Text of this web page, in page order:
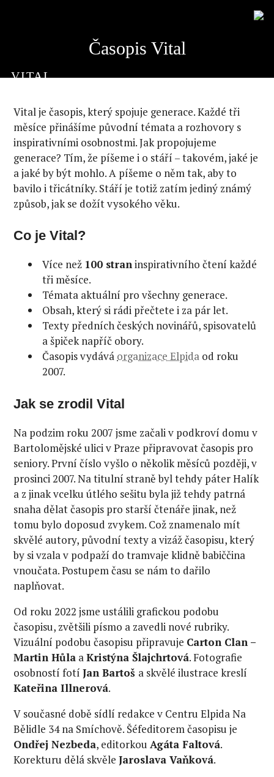
VITAL
Časopis Vital
Vital je časopis, který spojuje generace. Každé tři
měsíce přinášíme původní témata a rozhovory s
inspirativními osobnostmi. Jak propojujeme
generace? Tím, že píšeme i o stáří – takovém, jaké je
a jaké by být mohlo. A píšeme o něm tak, aby to
bavilo i třicátníky. Stáří je totiž zatím jediný známý
způsob, jak se dožít vysokého věku.
Co je Vital?
Více než 100 straninspirativního čtení každé
tři měsíce.
Témata aktuální pro všechny generace.
Obsah, který si rádi přečtete i za pár let.
Texty předních českých novinářů, spisovatelů
a špiček napříč obory.
Časopis vydává organizace Elpida od roku
2007.
Jak se zrodil Vital
Na podzim roku 2007 jsme začali v podkroví domu v
Bartolomějské ulici v Praze připravovat časopis pro
seniory. První číslo vyšlo o několik měsíců později, v
prosinci 2007. Na titulní straně byl tehdy páter Halík
a z jinak vcelku útlého sešitu byla již tehdy patrná
snaha dělat časopis pro starší čtenáře jinak, než
tomu bylo doposud zvykem. Což znamenalo mít
skvělé autory, původní texty a vizáž časopisu, který
by si vzala v podpaží do tramvaje klidně babiččina
vnoučata. Postupem času se nám to dařilo
naplňovat.
Od roku 2022 jsme ustálili grafickou podobu
časopisu, zvětšili písmo a zavedli nové rubriky.
Vizuální podobu časopisu připravuje Carton Clan –
Martin Hůla aKristýna Šlajchrtová. Fotografie
osobností fotíJan Bartoš a skvělé ilustrace kreslí
Kateřina Illnerová.
V současné době sídlí redakce v Centru Elpida Na
Bělidle 34 na Smíchově. Šéfeditorem časopisu je
Ondřej Nezbeda, editorkouAgáta Faltová.
Korekturu dělá skvěleJaroslava Vaňková.